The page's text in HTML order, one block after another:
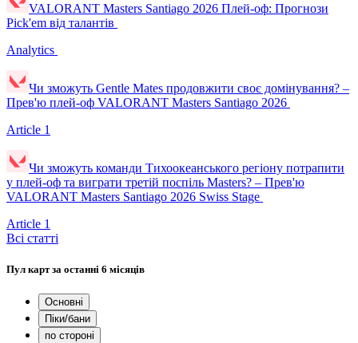
VALORANT Masters Santiago 2026 Плей-оф: Прогнози
Pick'em від талантів
Analytics
Чи зможуть Gentle Mates продовжити своє домінування? –
Прев'ю плей-оф VALORANT Masters Santiago 2026
Article 1
Чи зможуть команди Тихоокеанського регіону потрапити
у плей-оф та виграти третій поспіль Masters? – Прев'ю
VALORANT Masters Santiago 2026 Swiss Stage
Article 1
Всі статті
Пул картза останні 6 місяців
Основні
Піки/бани
по стороні